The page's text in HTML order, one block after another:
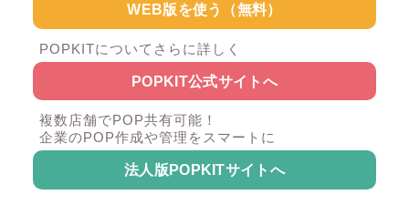
WEB版を使う（無料）
POPKITについてさらに詳しく
POPKIT公式サイトへ
複数店舗でPOP共有可能！
企業のPOP作成や管理をスマートに
法人版POPKITサイトへ